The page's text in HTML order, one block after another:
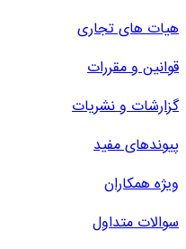
هیات های تجاری
قوانین و مقررات
گزارشات و نشریات
پیوندهای مفید
ویژه همکاران
سوالات متداول